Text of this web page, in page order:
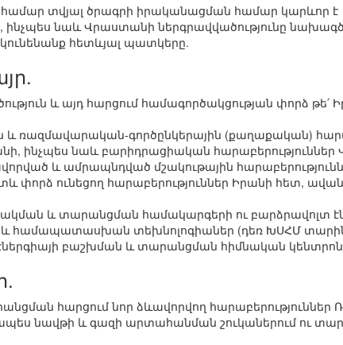
տվյալ ծրագրի իրականացման համար կարևոր է
նաև Վրաստանի ներգրավվածությունը
հետևյալ պատկերը.
և այդ հարցում համագործակցության փորձ թե՛
ռազմավարական-գործընկերային (քաղաքական)
նաև բարիդրացիական հարաբերություններ
և ամրապնդված մշակութային
փորձ ունեցող հարաբերություններ Իրանի հետ,
և տարանցման համակարգերի ու բարձրավոլտ
և համապատասխան տեխնոլոգիաներ (դեռ ԽՍՀՄ
բաշխման և տարանցման հիմնական
հարցում նոր ձևավորվող հարաբերություններ
նավթի և գազի արտահանման շուկաներում ու